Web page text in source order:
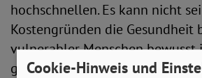
hochschnellen. Es kann nicht
Kostengründen die Gesundheit
vulnerabler Menschen bewusst
genommen wird“, sagt SoVD-
Cookie-Hinweis und